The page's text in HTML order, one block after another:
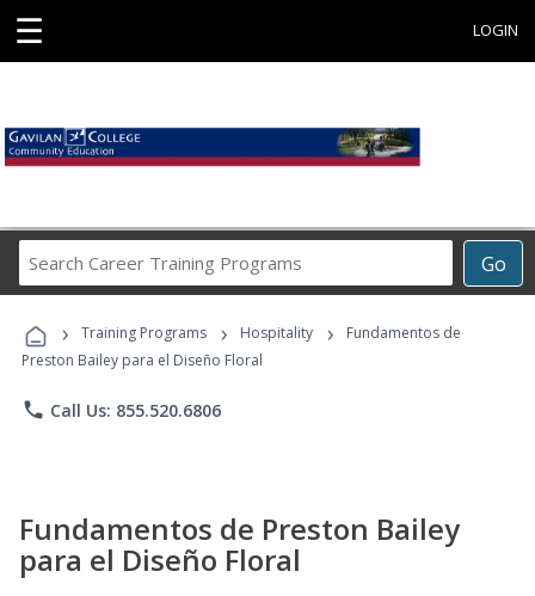
☰ LOGIN
Go
Career
Programs
› Training Programs › Hospitality ›
Fundamentos de
Preston Bailey para el Diseño Floral
phone Call Us: 855.520.6806
Fundamentos de Preston Bailey
para el Diseño Floral